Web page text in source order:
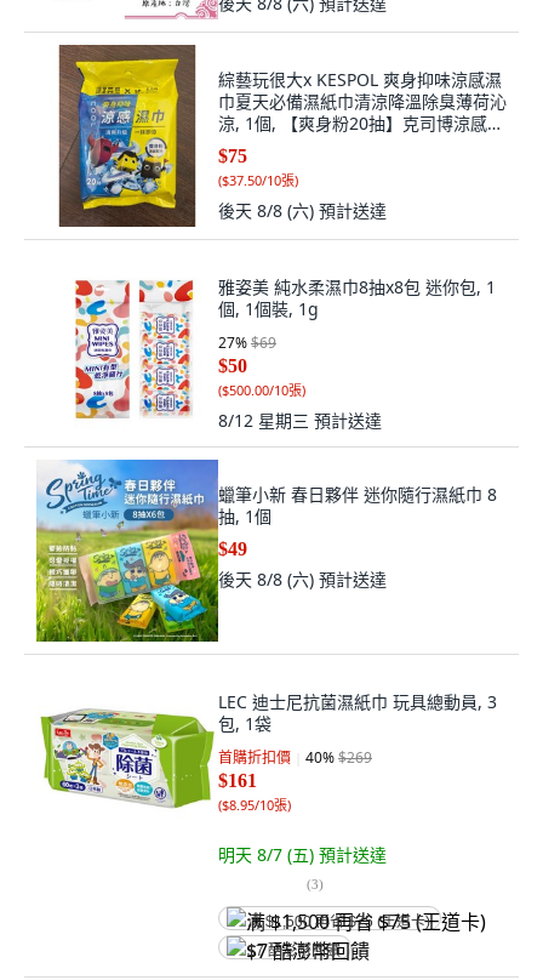
綜藝玩很大x KESPOL 爽身抑味涼感濕
巾夏天必備濕紙巾清涼降溫除臭薄荷沁
涼, 1個, 【爽身粉20抽】克司博涼感濕
巾, 20抽
$75
($37.50/10張)
後天 8/8 (六) 預計送達
雅姿美 純水柔濕巾8抽x8包 迷你包, 1
個, 1個裝, 1g
27%$69
$50
($500.00/10張)
8/12 星期三 預計送達
蠟筆小新 春日夥伴 迷你隨行濕紙巾 8
抽, 1個
$49
後天 8/8 (六) 預計送達
LEC 迪士尼抗菌濕紙巾 玩具總動員, 3
包, 1袋
首購折扣價 40%$269
$161
($8.95/10張)
明天 8/7 (五) 預計送達
(3)
满 $1,500 再省 $75 (王道卡)
$7 酷澎幣回饋